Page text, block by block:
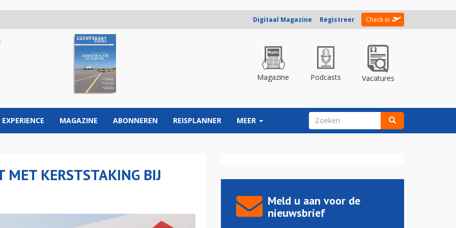
Digitaal Magazine Registreer Check in
Magazine Podcasts Vacatures
EXPERIENCE MAGAZINE ABONNEREN REISPLANNER MEER ZOEKVELD
MET KERSTSTAKING BIJ
Meld u aan voor de
nieuwsbrief